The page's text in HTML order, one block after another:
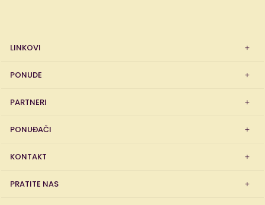
LINKOVI
PONUDE
PARTNERI
PONUĐAČI
KONTAKT
PRATITE NAS